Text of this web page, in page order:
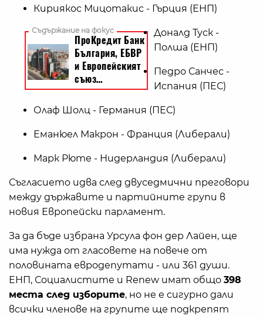
Кириякос Мицотакис - Гърция (ЕНП)
Доналд Туск -
Полша (ЕНП)
Педро Санчес -
Испания (ПЕС)
Олаф Шолц - Германия (ПЕС)
Еманюел Макрон - Франция (Либерали)
Марк Рюте - Нидерландия (Либерали)
Съгласието идва след двуседмични преговори
между държавите и партийните групи в
новия Европейски парламент.
За да бъде избрана Урсула фон дер Лайен, ще
има нужда от гласовете на повече от
половината евродепутати - или 361 души.
ЕНП, Социалистите и Renew имат общо 398
места след изборите, но не е сигурно дали
всички членове на групите ще подкрепят